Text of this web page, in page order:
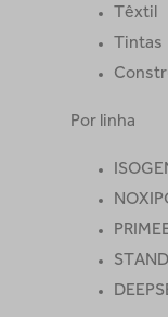
Têxtil
Tintas
Por linha
PRIME